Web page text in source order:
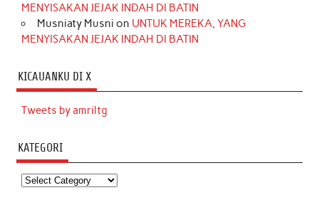
MENYISAKAN JEJAK INDAH DI BATIN
Musniaty Musni on UNTUK MEREKA, YANG
MENYISAKAN JEJAK INDAH DI BATIN
KICAUANKU DI X
Tweets by amriltg
KATEGORI
Kategori